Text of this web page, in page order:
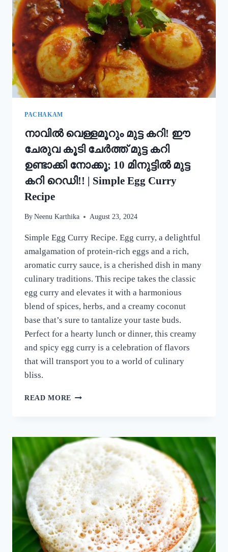
ദോശ;
മിനുട്ടിൽ
നല്ല
സോഫ്റ്റ്
ദോശ
റെഡി!!
|
SPECIAL
RECIPE
PACHAKAM
നാവിൽ വെള്ളമൂറും മുട്ട കറി! ഈ
ചേരുവ കൂടി ചേർത്ത് മുട്ട കറി
ഉണ്ടാക്കി നോക്കൂ; 10 മിനുട്ടിൽ മുട്ട
കറി റെഡി!! | Simple Egg Curry
Recipe
By Neenu Karthika August 23, 2024
Simple Egg Curry Recipe. Egg curry, a delightful
amalgamation of protein-rich eggs and a rich,
aromatic curry sauce, is a cherished dish in many
culinary traditions. This recipe takes the classic
egg curry and elevates it with a harmonious
blend of spices, herbs, and a creamy coconut
base that’s sure to tantalize your taste buds.
Perfect for a hearty lunch or dinner, this creamy
and spicy egg curry is a celebration of flavors
that will transport you to a world of culinary
bliss.
READ MORE നാവിൽ
ഈ
ചേരുവ
കൂടി
ചേർത്ത്
മുട്ട
കറി
ഉണ്ടാക്കി
നോക്കൂ;
10
മിനുട്ടിൽ
മുട്ട